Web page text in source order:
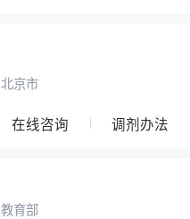
北京市
在线咨询 调剂办法
教育部